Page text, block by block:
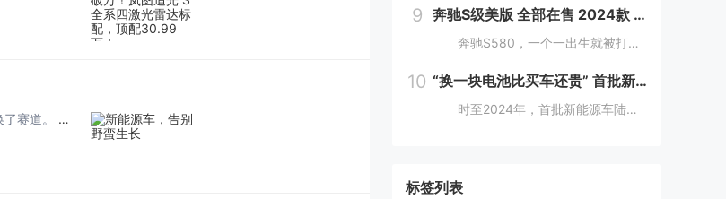
告别价格战，打得起技术战。新能源车的下半场，内卷不会消失，只是换了赛道。 2026年，中国新能源汽车产业行至关键转折点。 渗透率在5月攀至56.9%，7月预计进一步冲高至64.5%，这意味着，每售出十辆新车，至少有六辆是新能源。这一数字，比...
9 奔驰S级美版 全部在售 2024款 2023款 2022款 2021款 2019款 2018款成都迪兴行汽车平行进口奔驰S级价格最低146万起 售全国
奔驰S580，一个一出生就被打上“豪华”烙印的车型。新车简约又不失精致，大灯和尾灯的光带交相呼应，可以让司机更从容地驾驶车辆。 &nbs...
10 “换一块电池比买车还贵” 首批新能源车主的八年之痒
时至2024年，首批新能源车陆续进入“脱保期”，首批新能源汽车车主正陷入换车还是换电池的两难境地。想要更换老龄电池就将面临天价账单，换电费用甚至高于旧车残值，成为不少车主的烦恼。 工信部等部委明确规定，自2016年起，乘用车...
标签列表